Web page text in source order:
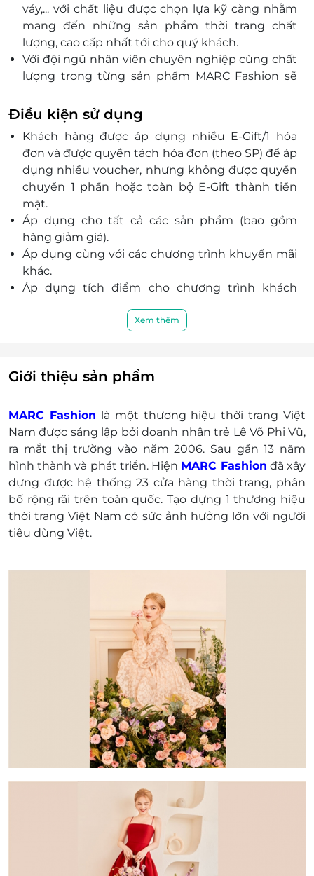
váy,... với chất liệu được chọn lựa kỹ càng nhằm
mang đến những sản phẩm thời trang chất
lượng, cao cấp nhất tới cho quý khách.
Với đội ngũ nhân viên chuyên nghiệp cùng chất
lượng trong từng sản phẩm MARC Fashion sẽ
đến với mỗi khách hàng.
Điều kiện sử dụng
Khách hàng được áp dụng nhiều E-Gift/1 hóa
đơn và được quyền tách hóa đơn (theo SP) để áp
dụng nhiều voucher, nhưng không được quyền
chuyển 1 phần hoặc toàn bộ E-Gift thành tiền
mặt.
Áp dụng cho tất cả các sản phẩm (bao gồm
hàng giảm giá).
Áp dụng cùng với các chương trình khuyến mãi
khác.
Áp dụng tích điểm cho chương trình khách
Áp dụng chung chương trình giảm giá thẻ
Không áp dụng đổi trả hàng tại của hàng.
Khách hàng vui lòng liên hệ Marc khi có nhu cầu
Thời gian hoạt động: Từ 9h00 - 21h30.
Không có giá trị quy đổi thành tiền mặt, không
được hoàn trả tiền thừa.
E-Gift không hoàn trả hoặc bán lại được.
Nếu giá trị đơn hàng của khách hàng vượt quá
giá trị của E-Gift thì khách hàng phải thanh toán
thêm khoản chênh lệch bằng tiền mặt, thẻ ATM,
mastercard, thẻ visa...
mã thẻ quà tặng sau khi đặt mua. LifeLink sẽ
không chịu trách nhiệm hoàn trả các mã thẻ bị
mất hoặc ở trạng thái ""Đã sử dụng"" với bất kỳ
LifeLink sẽ không chịu trách nhiệm đối với chất
lượng sản phẩm hoặc dịch vụ được cung cấp
cũng như đối với các tranh chấp về sau giữa
khách hàng và nhà cung cấp.
LifeLink có quyền sửa chữa hoặc thay đổi điều
khoản và điều kiện sử dụng mà không thông
Xem thêm
Giới thiệu sản phẩm
MARC Fashion là một thương hiệu thời trang Việt
Nam được sáng lập bởi doanh nhân trẻ Lê Võ Phi Vũ,
ra mắt thị trường vào năm 2006. Sau gần 13 năm
hình thành và phát triển. Hiện MARC Fashion đã xây
dựng được hệ thống 23 cửa hàng thời trang, phân
bố rộng rãi trên toàn quốc. Tạo dựng 1 thương hiệu
thời trang Việt Nam có sức ảnh hưởng lớn với người
tiêu dùng Việt.